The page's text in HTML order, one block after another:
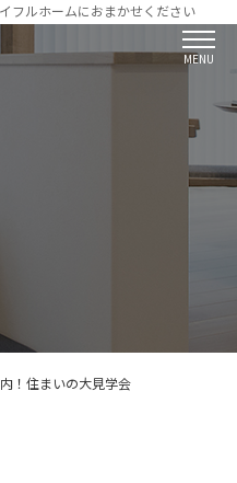
フルホームにおまかせください
MENU
！住まいの大見学会